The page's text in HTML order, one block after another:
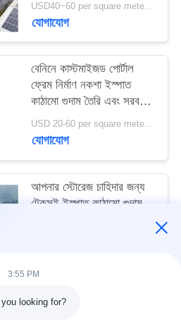
USD40~60 per square meter MOQ:1000 sqm
যোগাযোগ
বেনিনে কাস্টমাইজড পোর্টাল
ফ্রেম নির্মাণ নকশা ইস্পাত
কাঠামো গুদাম তৈরি এবং সরবরাহ
করুন
USD 20-60 per square meter MOQ:1000 বর্গ মিটার
যোগাযোগ
আপনার স্টোরেজ চাহিদার জন্য
টেকসই ইস্পাত কাঠামো গুদাম
3:55 PM
looking for?